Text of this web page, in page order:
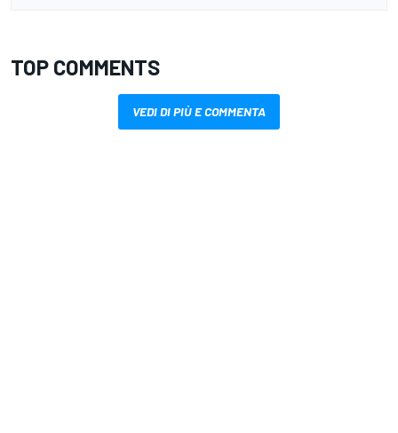
TOP COMMENTS
VEDI DI PIÙ E COMMENTA